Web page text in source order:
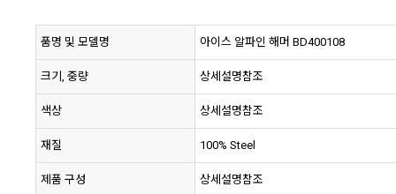
품명 및 모델명 아이스 알파인 해머 BD400108
크기, 중량 상세설명참조
색상 상세설명참조
재질 100% Steel
제품 구성 상세설명참조